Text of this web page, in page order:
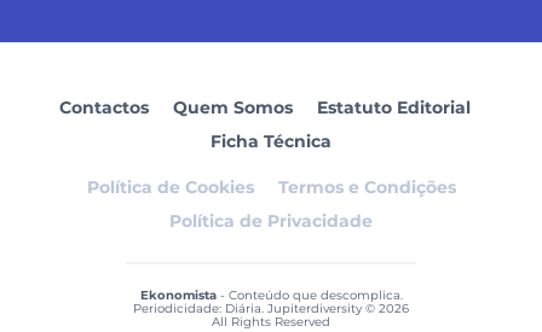
Contactos Quem Somos
Estatuto Editorial
Ficha Técnica
Política de Cookies
Termos e Condições
Política de Privacidade
Ekonomista- Conteúdo que descomplica.
Periodicidade: Diária. Jupiterdiversity © 2026
All Rights Reserved